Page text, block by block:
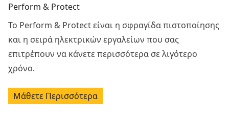
Perform & Protect
Το Perform & Protect είναι η σφραγίδα πιστοποίησης
και η σειρά ηλεκτρικών εργαλείων που σας
επιτρέπουν να κάνετε περισσότερα σε λιγότερο
χρόνο.
Μάθετε Περισσότερα